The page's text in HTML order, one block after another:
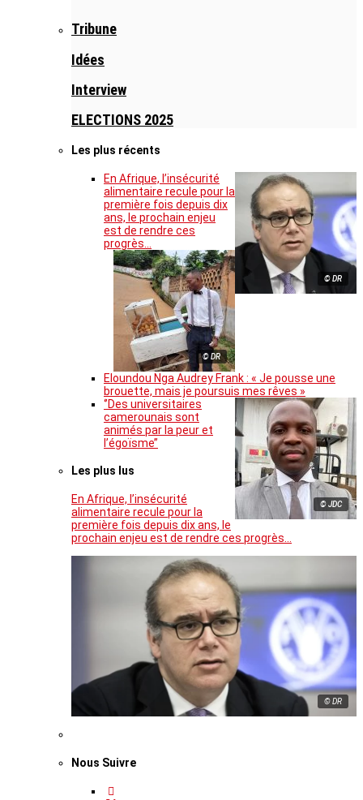
Tribune
Idées
Interview
ELECTIONS 2025
Les plus récents
© DR
En Afrique, l’insécurité
alimentaire recule pour la
première fois depuis dix
ans, le prochain enjeu
est de rendre ces
progrès…
© DR
Eloundou Nga Audrey Frank : « Je pousse une
brouette, mais je poursuis mes rêves »
© JDC
‘’Des universitaires
camerounais sont
animés par la peur et
l’égoïsme’’
Les plus lus
En Afrique, l’insécurité
alimentaire recule pour la
première fois depuis dix ans, le
prochain enjeu est de rendre ces progrès…
© DR
Nous Suivre